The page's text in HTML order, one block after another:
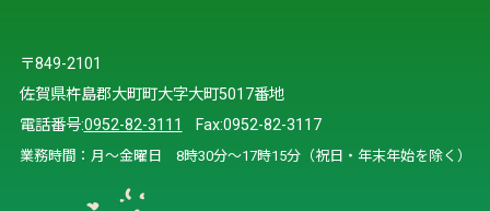
〒849-2101
佐賀県杵島郡大町町大字大町5017番地
電話番号:0952-82-3111 Fax:0952-82-3117
業務時間：月～金曜日 8時30分～17時15分（祝日・年末年始を除く）